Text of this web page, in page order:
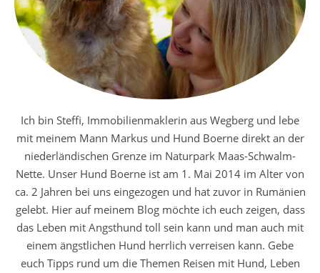
Ich bin Steffi, Immobilienmaklerin aus Wegberg und lebe
mit meinem Mann Markus und Hund Boerne direkt an der
niederländischen Grenze im Naturpark Maas-Schwalm-
Nette. Unser Hund Boerne ist am 1. Mai 2014 im Alter von
ca. 2 Jahren bei uns eingezogen und hat zuvor in Rumänien
gelebt. Hier auf meinem Blog möchte ich euch zeigen, dass
das Leben mit Angsthund toll sein kann und man auch mit
einem ängstlichen Hund herrlich verreisen kann. Gebe
euch Tipps rund um die Themen Reisen mit Hund, Leben